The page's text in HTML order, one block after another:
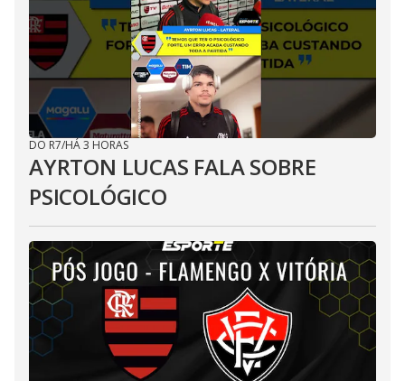
DO R7/HÁ 3 HORAS
AYRTON LUCAS FALA SOBRE
PSICOLÓGICO